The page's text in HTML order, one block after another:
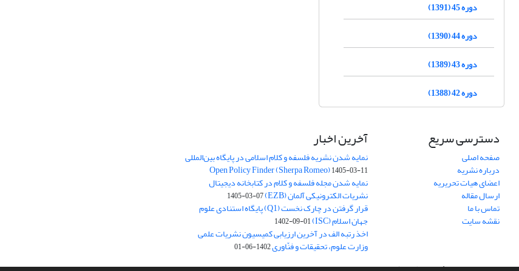
دوره 45 (1391)
دوره 44 (1390)
دوره 43 (1389)
دوره 42 (1388)
دسترسی سریع
صفحه اصلی
درباره نشریه
اعضای هیات تحریریه
ارسال مقاله
تماس با ما
نقشه سایت
آخرین اخبار
نمایه شدن نشریه فلسفه و کلام اسلامی در پایگاه بین‌المللی
Open Policy Finder (Sherpa Romeo)1405-03-11
نمایه شدن مجله فلسفه و کلام در کتابخانه دیجیتال
نشریات الکترونیکی آلمان (EZB) 1405-03-07
قرار گرفتن در چارک نخست (Q1) پایگاه استنادی علوم
جهان اسلام (ISC) 1402-09-01
اخذ رتبه الف در آخرین ارزیابی کمیسیون نشریات علمی
وزارت علوم، تحقیقات و فنّاوری1402-06-01